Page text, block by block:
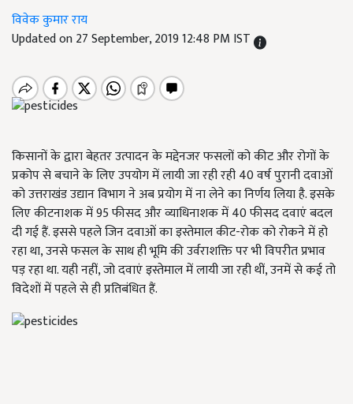
विवेक कुमार राय
Updated on 27 September, 2019 12:48 PM IST
किसानों के द्वारा बेहतर उत्पादन के मद्देनजर फसलों को कीट और रोगों के
प्रकोप से बचाने के लिए उपयोग में लायी जा रही रही 40 वर्ष पुरानी दवाओं
को उत्तराखंड उद्यान विभाग ने अब प्रयोग में ना लेने का निर्णय लिया है. इसके
लिए कीटनाशक में 95 फीसद और व्याधिनाशक में 40 फीसद दवाएं बदल
दी गई हैं. इससे पहले जिन दवाओं का इस्तेमाल कीट-रोक को रोकने में हो
रहा था, उनसे फसल के साथ ही भूमि की उर्वराशक्ति पर भी विपरीत प्रभाव
पड़ रहा था. यही नहीं, जो दवाएं इस्तेमाल में लायी जा रही थीं, उनमें से कई तो
विदेशों में पहले से ही प्रतिबंधित हैं.